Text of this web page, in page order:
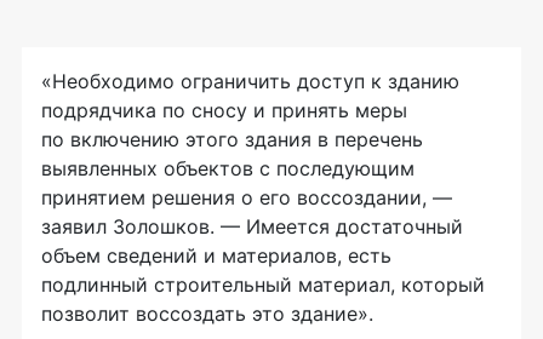
«Необходимо ограничить доступ к зданию
подрядчика по сносу и принять меры
по включению этого здания в перечень
выявленных объектов с последующим
принятием решения о его воссоздании, —
заявил Золошков. — Имеется достаточный
объем сведений и материалов, есть
подлинный строительный материал, который
позволит воссоздать это здание».